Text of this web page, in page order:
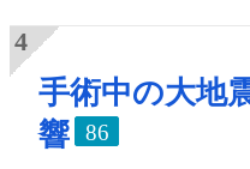
手術中の大地
響
86